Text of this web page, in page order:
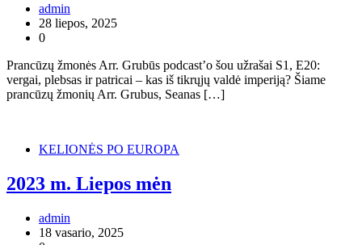
admin
28 liepos, 2025
0
Prancūzų žmonės Arr. Grubūs podcast’o šou užrašai S1, E20:
vergai, plebsas ir patricai – kas iš tikrųjų valdė imperiją? Šiame
prancūzų žmonių Arr. Grubus, Seanas […]
KELIONĖS PO EUROPA
2023 m. Liepos mėn
admin
18 vasario, 2025